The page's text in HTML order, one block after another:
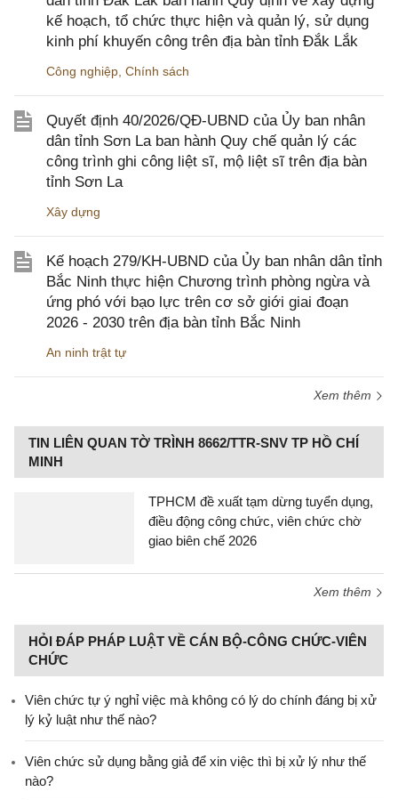
kế hoạch, tổ chức thực hiện và quản lý, sử dụng
kinh phí khuyến công trên địa bàn tỉnh Đắk Lắk
Công nghiệp Chính sách
Quyết định 40/2026/QĐ-UBND của Ủy ban nhân
dân tỉnh Sơn La ban hành Quy chế quản lý các
công trình ghi công liệt sĩ, mộ liệt sĩ trên địa bàn
tỉnh Sơn La
Xây dựng
Kế hoạch 279/KH-UBND của Ủy ban nhân dân tỉnh
Bắc Ninh thực hiện Chương trình phòng ngừa và
ứng phó với bạo lực trên cơ sở giới giai đoạn
2026 - 2030 trên địa bàn tỉnh Bắc Ninh
An ninh trật tự
Xem thêm
TIN LIÊN QUAN TỜ TRÌNH 8662/TTR-SNV TP HỒ CHÍ
MINH
TPHCM đề xuất tạm dừng tuyển dụng,
điều động công chức, viên chức chờ
giao biên chế 2026
Xem thêm
HỎI ĐÁP PHÁP LUẬT VỀ CÁN BỘ-CÔNG CHỨC-VIÊN
CHỨC
Viên chức tự ý nghỉ việc mà không có lý do chính đáng bị xử
lý kỷ luật như thế nào?
Viên chức sử dụng bằng giả để xin việc thì bị xử lý như thế
nào?